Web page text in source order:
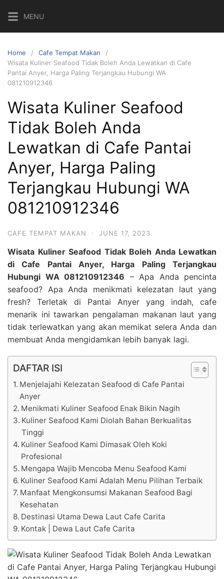
content
MENU
Home
Cafe Tempat Makan
Wisata Kuliner Seafood Tidak Boleh Anda Lewatkan di Cafe
Pantai Anyer, Harga Paling Terjangkau Hubungi WA
081210912346
Wisata Kuliner Seafood
Tidak Boleh Anda
Lewatkan di Cafe Pantai
Anyer, Harga Paling
Terjangkau Hubungi WA
081210912346
CAFE TEMPAT MAKAN · JUNE 17, 2023
Wisata Kuliner Seafood Tidak Boleh Anda Lewatkan
di Cafe Pantai Anyer, Harga Paling Terjangkau
Hubungi WA 081210912346 – Apa Anda pencinta
seafood? Apa Anda menikmati kelezatan laut yang
fresh? Terletak di Pantai Anyer yang indah, cafe
menarik ini tawarkan pengalaman makanan laut yang
tidak terlewatkan yang akan memikat selera Anda dan
membuat Anda mengidamkan lebih banyak lagi.
DAFTAR ISI
Menjelajahi Kelezatan Seafood di Cafe Pantai
Anyer
Menikmati Kuliner Seafood Enak Bikin Nagih
Kuliner Seafood Kami Diolah Bahan Berkualitas
Tinggi
Kuliner Seafood Kami Dimasak Oleh Koki
Profesional
Mengapa Wajib Mencoba Menu Seafood Kami
Kuliner Seafood Kami Adalah Menu Pilihan Terbaik
Manfaat Mengkonsumsi Makanan Seafood Bagi
Kesehatan
Destinasi Utama Dewa Laut Cafe Carita
Kontak | Dewa Laut Cafe Carita